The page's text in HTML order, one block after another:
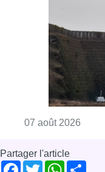
07 août 2026
Partager l'article
Facebook
TwitterWhatsApp